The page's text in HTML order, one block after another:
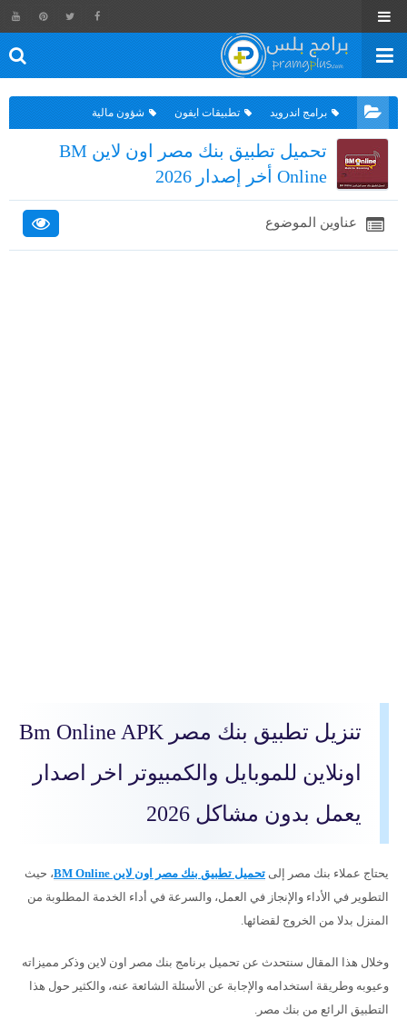
برامج اندرويد تطبيقات ايفون شؤون مالية
تحميل تطبيق بنك مصر اون لاين BM
Online أخر إصدار 2026
عناوين الموضوع
تنزيل تطبيق بنك مصر Bm Online APK
اونلاين للموبايل والكمبيوتر اخر اصدار
يعمل بدون مشاكل 2026
يحتاج عملاء بنك مصر إلى تحميل تطبيق بنك مصر اون لاين BM Online
، حيث
التطوير في الأداء والإنجاز في العمل، والسرعة في أداء الخدمة المطلوبة من
المنزل بدلا من الخروج لقضائها.
وخلال هذا المقال سنتحدث عن تحميل برنامج بنك مصر اون لاين وذكر مميزاته
وعيوبه وطريقة استخدامه والإجابة عن الأسئلة الشائعة عنه، والكثير حول هذا
التطبيق الرائع من بنك مصر.